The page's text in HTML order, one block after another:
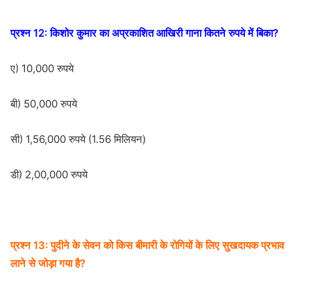
प्रश्न 12: किशोर कुमार का अप्रकाशित आखिरी गाना कितने रुपये में बिका?
ए) 10,000 रुपये
बी) 50,000 रुपये
सी) 1,56,000 रुपये (1.56 मिलियन)
डी) 2,00,000 रुपये
प्रश्न 13: पुदीने के सेवन को किस बीमारी के रोगियों के लिए सुखदायक प्रभाव
लाने से जोड़ा गया है?